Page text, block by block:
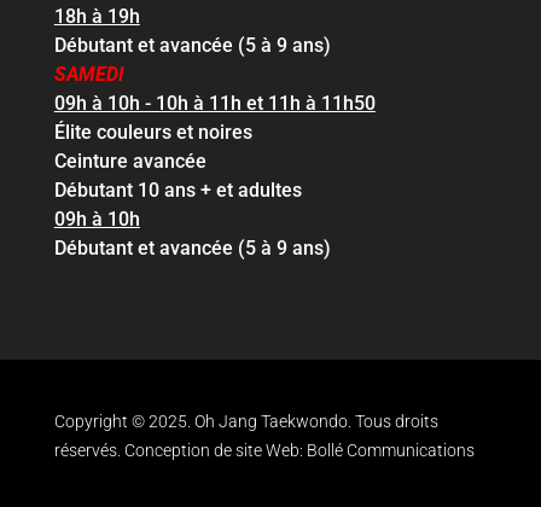
18h à 19h
Débutant et avancée (5 à 9 ans)
SAMEDI
09h à 10h - 10h à 11h et 11h à 11h50
Élite couleurs et noires
Ceinture avancée
Débutant 10 ans + et adultes
09h à 10h
Débutant et avancée (5 à 9 ans)
Copyright © 2025. Oh Jang Taekwondo. Tous droits
réservés. Conception de site Web: Bollé Communications